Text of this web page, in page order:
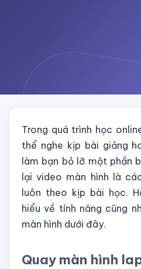
Trong quá trình học
thể nghe kịp bài giảng
làm bạn bỏ lỡ một phần
lại video màn hình là
luôn theo kịp bài học.
hiểu về tính năng cũng
màn hình dưới đây.
Quay màn hình